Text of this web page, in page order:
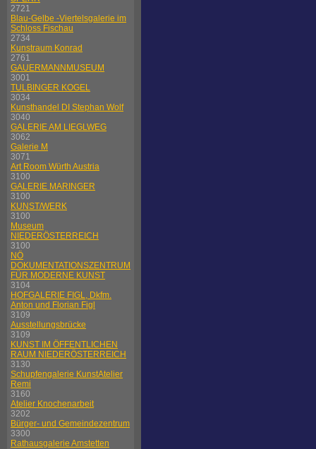
2721
Blau-Gelbe -Viertelsgalerie im
Schloss Fischau
2734
Kunstraum Konrad
2761
GAUERMANNMUSEUM
3001
TULBINGER KOGEL
3034
Kunsthandel DI Stephan Wolf
3040
GALERIE AM LIEGLWEG
3062
Galerie M
3071
Art Room Würth Austria
3100
GALERIE MARINGER
3100
KUNST/WERK
3100
Museum
NIEDERÖSTERREICH
3100
NÖ
DOKUMENTATIONSZENTRUM
FÜR MODERNE KUNST
3104
HOFGALERIE FIGL, Dkfm.
Anton und Florian Figl
3109
Ausstellungsbrücke
3109
KUNST IM ÖFFENTLICHEN
RAUM NIEDERÖSTERREICH
3130
Schupfengalerie KunstAtelier
Remi
3160
Atelier Knochenarbeit
3202
Bürger- und Gemeindezentrum
3300
Rathausgalerie Amstetten